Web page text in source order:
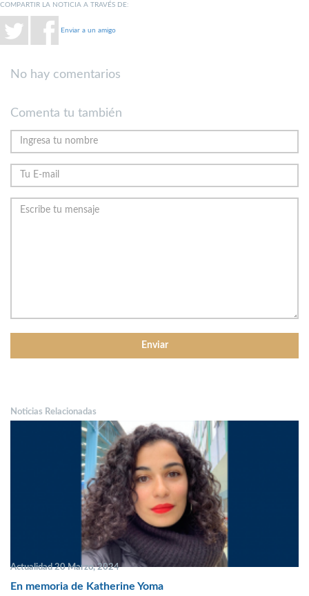
COMPARTIR LA NOTICIA A TRAVÉS DE:
Enviar a un amigo
No hay comentarios
Comenta tu también
Noticias Relacionadas
Actualidad 20 Marzo, 2024
En memoria de Katherine Yoma